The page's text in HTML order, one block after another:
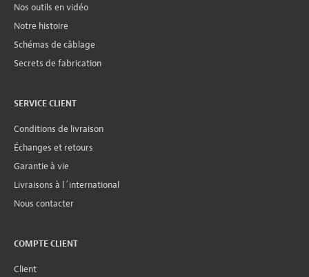
Nos outils en vidéo
Notre histoire
Schémas de câblage
Secrets de fabrication
SERVICE CLIENT
Conditions de livraison
Échanges et retours
Garantie à vie
Livraisons à l´international
Nous contacter
COMPTE CLIENT
Client